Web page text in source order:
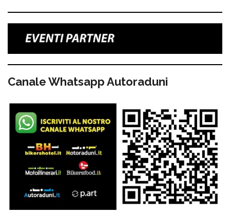
Canale Whatsapp Autoraduni